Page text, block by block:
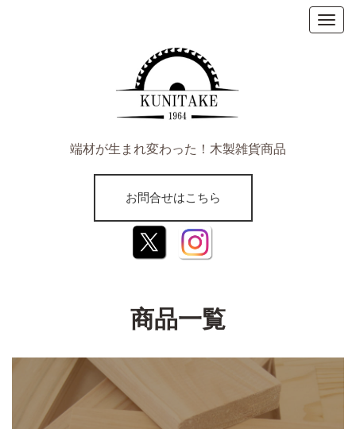
端材が生まれ変わった！木製雑貨商品
お問合せはこちら
商品一覧